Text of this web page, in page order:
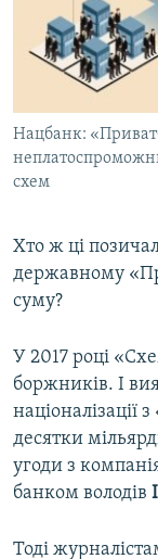
Нацбанк:
схем
​Хто ж ці
державному
суму?
У 2017 році
боржників. І
націоналізації
десятки
угоди з
банком володів
Тоді